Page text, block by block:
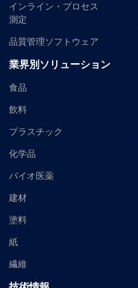
インライン・プロセス
測定
品質管理ソフトウェア
業界別ソリューション
食品
飲料
プラスチック
化学品
バイオ医薬
建材
塗料
紙
繊維